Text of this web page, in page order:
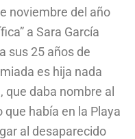
noviembre del año
a Sara García
sus 25 años de
es hija nada
daba nombre al
había en la Playa
al desaparecido